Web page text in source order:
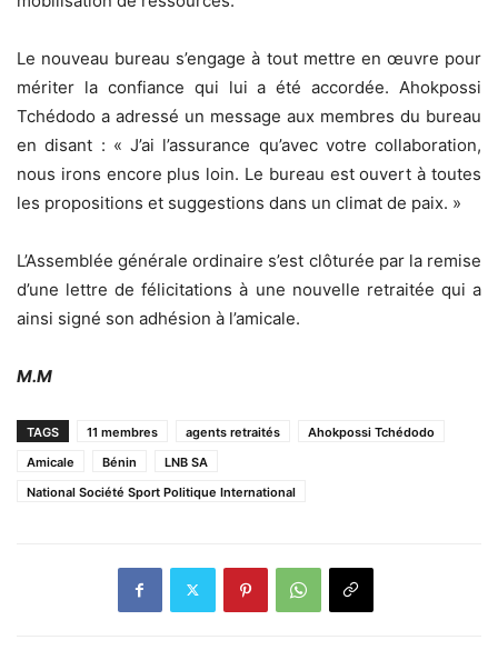
Le nouveau bureau s’engage à tout mettre en œuvre pour
mériter la confiance qui lui a été accordée. Ahokpossi
Tchédodo a adressé un message aux membres du bureau
en disant : « J’ai l’assurance qu’avec votre collaboration,
nous irons encore plus loin. Le bureau est ouvert à toutes
les propositions et suggestions dans un climat de paix. »
L’Assemblée générale ordinaire s’est clôturée par la remise
d’une lettre de félicitations à une nouvelle retraitée qui a
ainsi signé son adhésion à l’amicale.
M.M
TAGS 11 membres agents retraités
Ahokpossi Tchédodo
Amicale
Bénin
LNB SA
National Société Sport Politique International